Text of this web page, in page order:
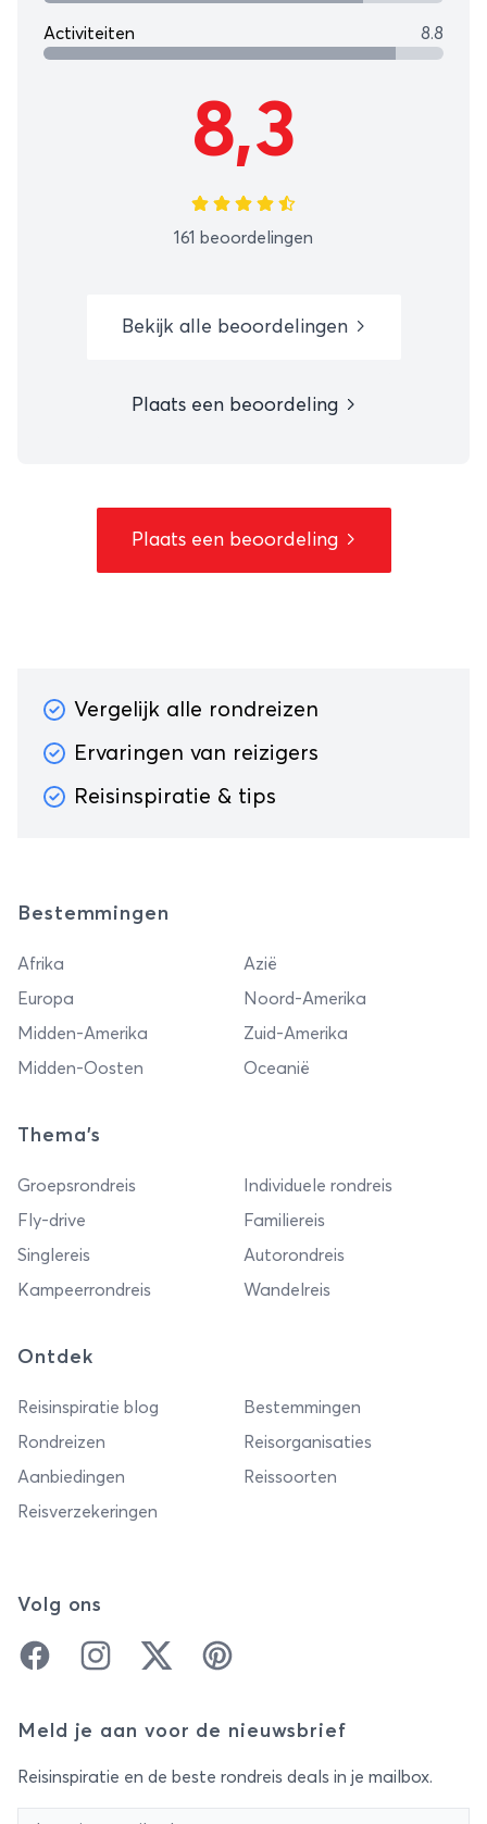
Activiteiten 8.8
8,3
161 beoordelingen
Bekijk alle beoordelingen
Plaats een beoordeling
Plaats een beoordeling
Vergelijk alle rondreizen
Ervaringen van reizigers
Reisinspiratie & tips
Bestemmingen
Afrika
Azië
Europa
Noord-Amerika
Midden-Amerika
Zuid-Amerika
Midden-Oosten
Oceanië
Thema's
Groepsrondreis
Individuele rondreis
Fly-drive
Familiereis
Singlereis
Autorondreis
Kampeerrondreis
Wandelreis
Ontdek
Reisinspiratie blog
Bestemmingen
Rondreizen
Reisorganisaties
Aanbiedingen
Reissoorten
Reisverzekeringen
Volg ons
FacebookInstagramTwitter Pinterest
Meld je aan voor de nieuwsbrief
Reisinspiratie en de beste rondreis deals in je mailbox.